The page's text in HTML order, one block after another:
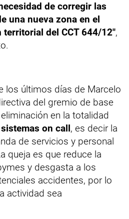
de corregir las
una nueva zona en el
del CCT 644/12",
los últimos días de Marcelo
del gremio de base
en la totalidad
sistemas on call, es decir la
de servicios y personal
queja es que reduce la
y desgasta a los
accidentes, por lo
actividad sea